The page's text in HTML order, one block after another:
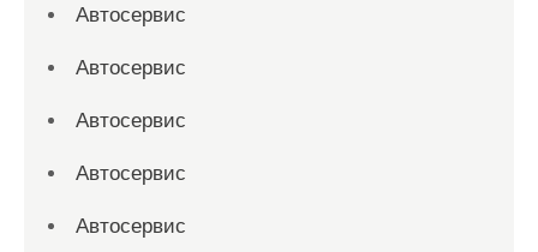
Автосервис
Автосервис
Автосервис
Автосервис
Автосервис